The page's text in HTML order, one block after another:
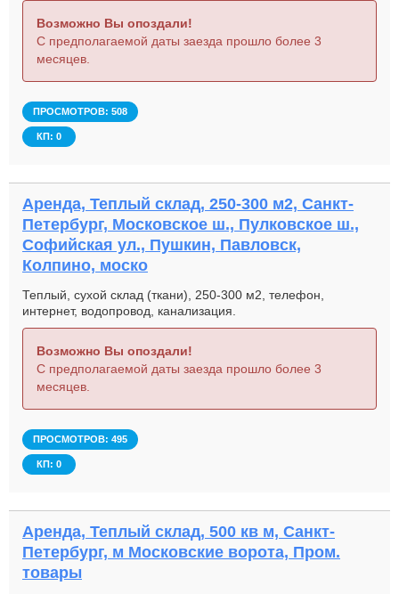
Возможно Вы опоздали!
С предполагаемой даты заезда прошло более 3
месяцев.
ПРОСМОТРОВ: 508
КП: 0
Аренда, Теплый склад, 250-300 м2, Санкт-
Петербург, Московское ш., Пулковское ш.,
Софийская ул., Пушкин, Павловск,
Колпино, моско
Теплый, сухой склад (ткани), 250-300 м2, телефон,
интернет, водопровод, канализация.
Возможно Вы опоздали!
С предполагаемой даты заезда прошло более 3
месяцев.
ПРОСМОТРОВ: 495
КП: 0
Аренда, Теплый склад, 500 кв м, Санкт-
Петербург, м Московские ворота, Пром.
товары